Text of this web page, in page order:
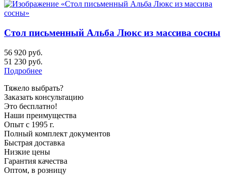
Стол письменный Альба Люкс из массива сосны
56 920 руб.
51 230 руб.
Подробнее
Тяжело выбрать?
Заказать консультацию
Это бесплатно!
Наши преимущества
Опыт с 1995 г.
Полный комплект документов
Быстрая доставка
Низкие цены
Гарантия качества
Оптом, в розницу